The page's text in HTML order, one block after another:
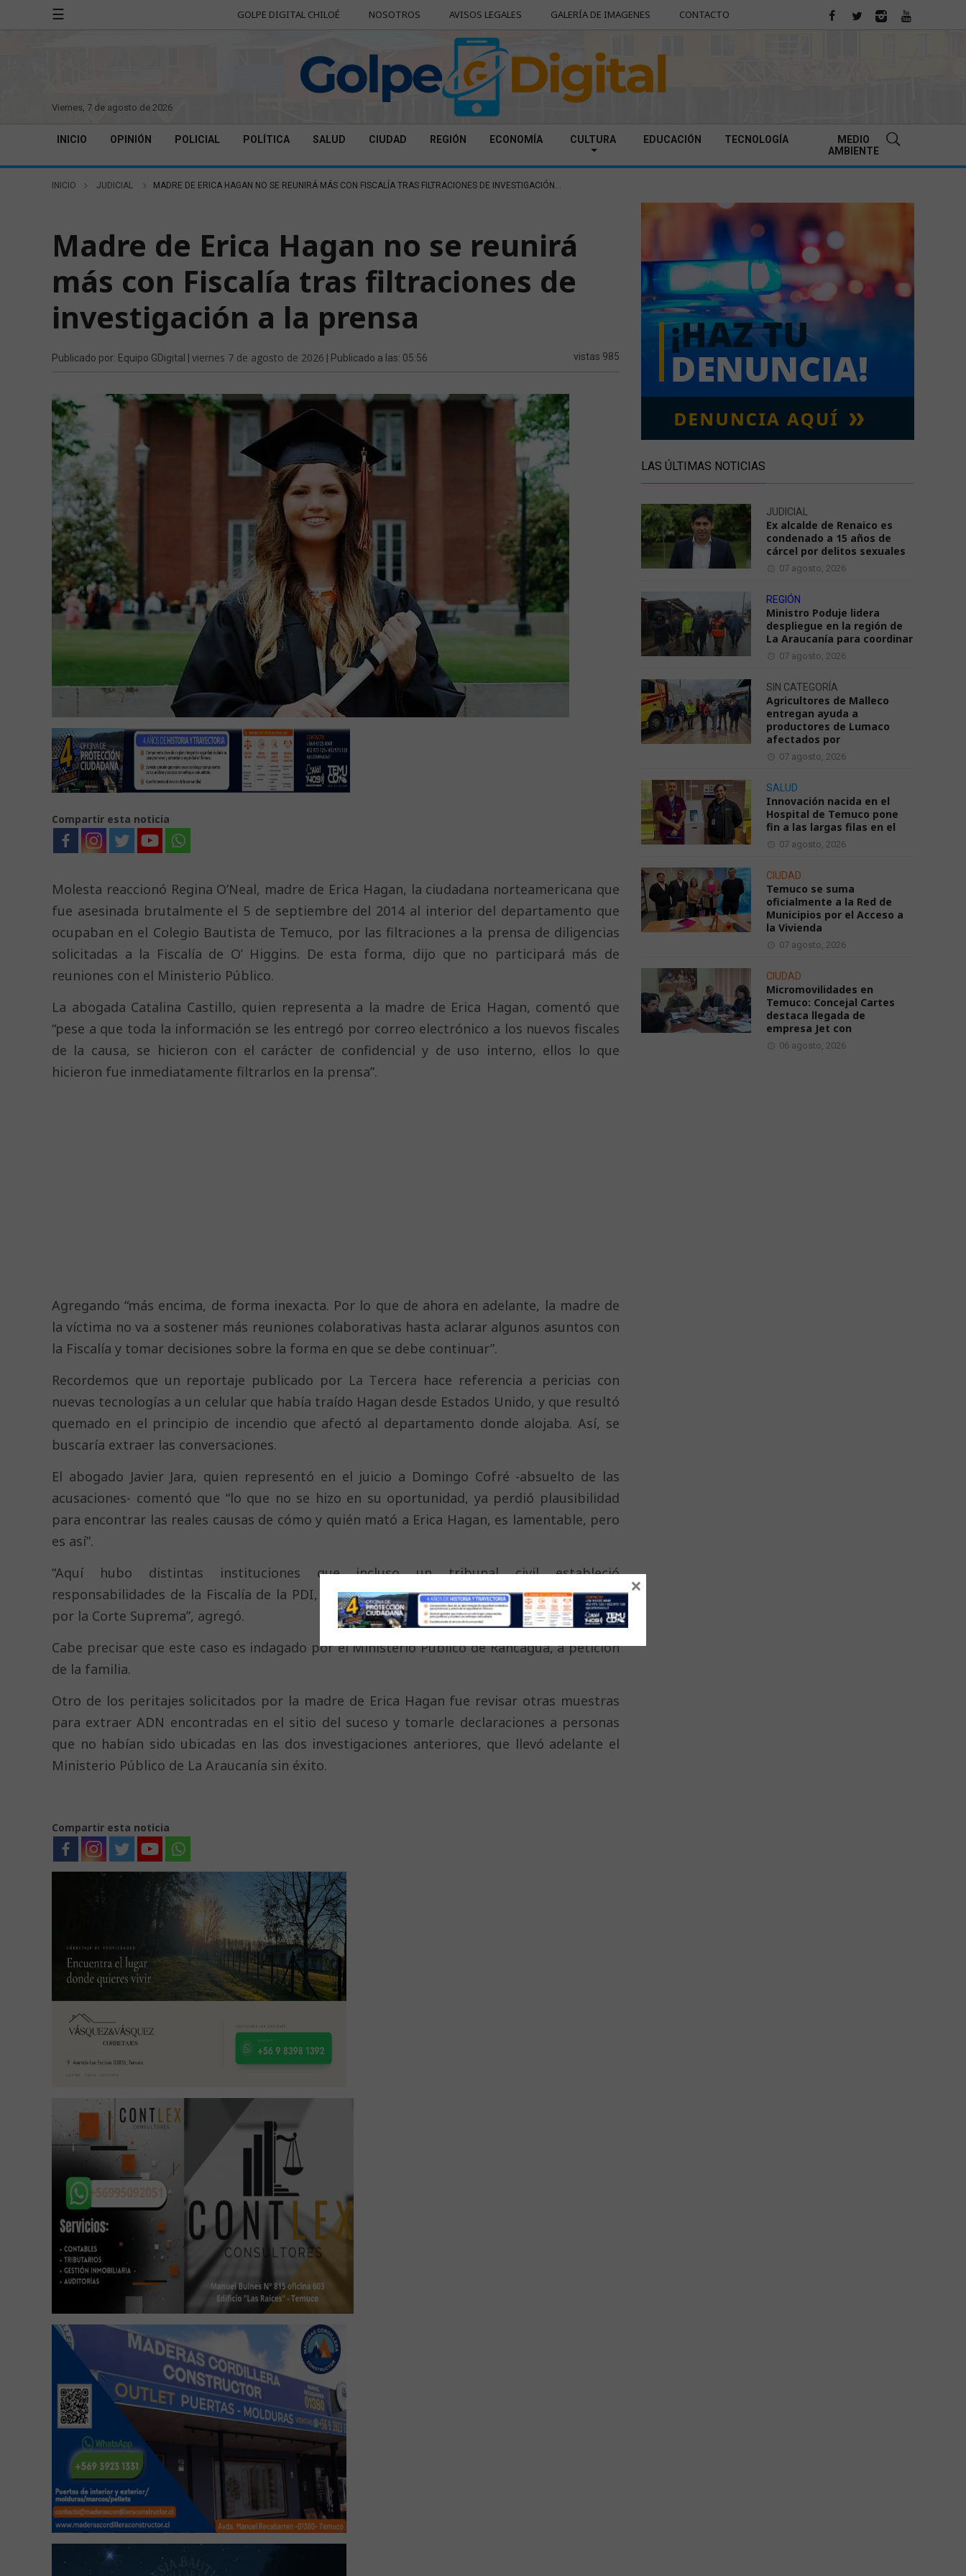
☰ GOLPE DIGITAL CHILOÉ NOSOTROS AVISOS LEGALES GALERÍA DE IMAGENES CONTACTO
viernes, 7 de agosto de 2026
INICIO OPINIÓN POLICIAL POLÍTICA SALUD CIUDAD REGIÓN ECONOMÍA CULTURA EDUCACIÓN TECNOLOGÍA
MEDIO
AMBIENTE
INICIO JUDICIAL MADRE DE ERICA HAGAN NO SE REUNIRÁ MÁS CON FISCALÍA TRAS FILTRACIONES DE INVESTIGACIÓN...
Madre de Erica Hagan no se reunirá
más con Fiscalía tras filtraciones de
investigación a la prensa
Publicado por: Equipo GDigital | viernes 7 de agosto de 2026 | Publicado a las: 05:56 vistas 985
Compartir esta noticia
Molesta reaccionó Regina O’Neal, madre de Erica Hagan, la ciudadana norteamericana que
fue asesinada brutalmente el 5 de septiembre del 2014 al interior del departamento que
ocupaban en el Colegio Bautista de Temuco, por las filtraciones a la prensa de diligencias
solicitadas a la Fiscalía de O’ Higgins. De esta forma, dijo que no participará más de
reuniones con el Ministerio Público.
La abogada Catalina Castillo, quien representa a la madre de Erica Hagan, comentó que
“pese a que toda la información se les entregó por correo electrónico a los nuevos fiscales
de la causa, se hicieron con el carácter de confidencial y de uso interno, ellos lo que
hicieron fue inmediatamente filtrarlos en la prensa”.
Agregando “más encima, de forma inexacta. Por lo que de ahora en adelante, la madre de
la víctima no va a sostener más reuniones colaborativas hasta aclarar algunos asuntos con
la Fiscalía y tomar decisiones sobre la forma en que se debe continuar”.
Recordemos que un reportaje publicado por La Tercera hace referencia a pericias con
nuevas tecnologías a un celular que había traído Hagan desde Estados Unido, y que resultó
quemado en el principio de incendio que afectó al departamento donde alojaba. Así, se
buscaría extraer las conversaciones.
El abogado Javier Jara, quien representó en el juicio a Domingo Cofré -absuelto de las
acusaciones- comentó que “lo que no se hizo en su oportunidad, ya perdió plausibilidad
para encontrar las reales causas de cómo y quién mató a Erica Hagan, es lamentable, pero
es así”.
“Aquí hubo distintas instituciones que incluso un tribunal civil estableció
responsabilidades de la Fiscalía de la PDI, esa sentencia está ejecutoriada y fue conocida
por la Corte Suprema”, agregó.
Cabe precisar que este caso es indagado por el Ministerio Público de Rancagua, a petición
de la familia.
Otro de los peritajes solicitados por la madre de Erica Hagan fue revisar otras muestras
para extraer ADN encontradas en el sitio del suceso y tomarle declaraciones a personas
que no habían sido ubicadas en las dos investigaciones anteriores, que llevó adelante el
Ministerio Público de La Araucanía sin éxito.
Compartir esta noticia
LAS ÚLTIMAS NOTICIAS
JUDICIAL
Ex alcalde de Renaico es
condenado a 15 años de
cárcel por delitos sexuales
07 agosto, 2026
REGIÓN
Ministro Poduje lidera
despliegue en la región de
La Araucanía para coordinar
07 agosto, 2026
SIN CATEGORÍA
Agricultores de Malleco
entregan ayuda a
productores de Lumaco
afectados por
07 agosto, 2026
SALUD
Innovación nacida en el
Hospital de Temuco pone
fin a las largas filas en el
07 agosto, 2026
CIUDAD
Temuco se suma
oficialmente a la Red de
Municipios por el Acceso a
la Vivienda
07 agosto, 2026
CIUDAD
Micromovilidades en
Temuco: Concejal Cartes
destaca llegada de
empresa Jet con
06 agosto, 2026
×